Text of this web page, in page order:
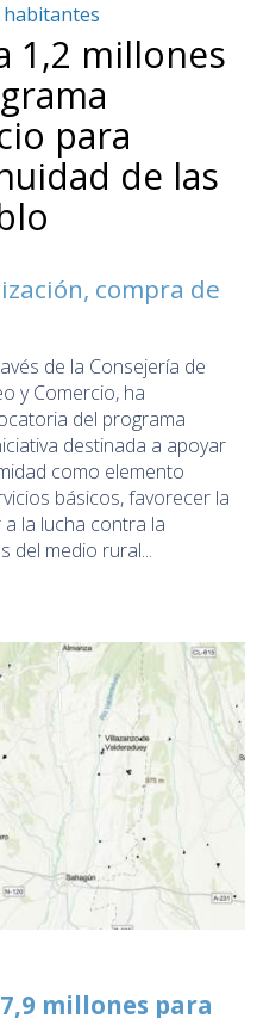
habitantes
1,2 millones
para
de las
compra de
de la Consejería de
y Comercio, ha
del programa
destinada a apoyar
como elemento
básicos, favorecer la
la lucha contra la
del medio rural...
millones para